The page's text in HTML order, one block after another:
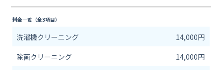
料金一覧（全3項目）
洗濯機クリーニング
14,000円
除菌クリーニング
14,000円